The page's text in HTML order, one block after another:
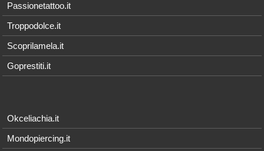
Passionetattoo.it
Troppodolce.it
Scoprilamela.it
Goprestiti.it
Okceliachia.it
Mondopiercing.it